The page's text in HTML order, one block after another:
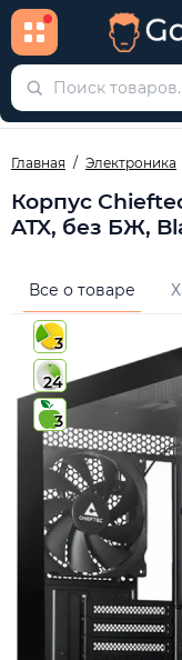
Главная Электроника
Корпус
ATX, без БЖ,
Все о товаре
3
24
3